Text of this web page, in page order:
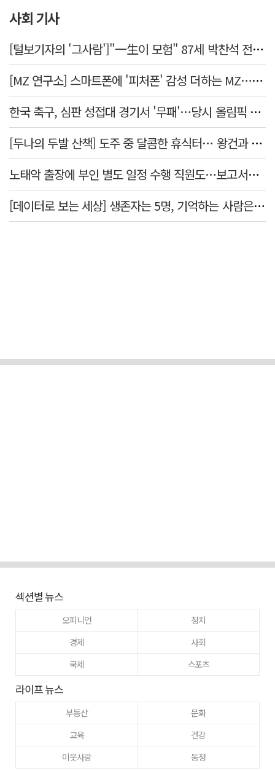
사회 기사
[털보기자의 '그사람']"一生이 모험" 87세 박찬석 전 경북대 총장
[MZ 연구소] 스마트폰에 '피처폰' 감성 더하는 MZ… 히퍼와 줄이어폰
한국 축구, 심판 성접대 경기서 '무패'…당시 올림픽 감독은 홍명보
[두나의 두발 산책] 도주 중 달콤한 휴식터… 왕건과 지명 산책
노태악 출장에 부인 별도 일정 수행 직원도…보고서엔 '공식일정 참석'
[데이터로 보는 세상] 생존자는 5명, 기억하는 사람은 늘었다
섹션별 뉴스
오피니언
정치
경제
사회
국제
스포츠
라이프 뉴스
부동산
문화
교육
건강
이웃사랑
동정